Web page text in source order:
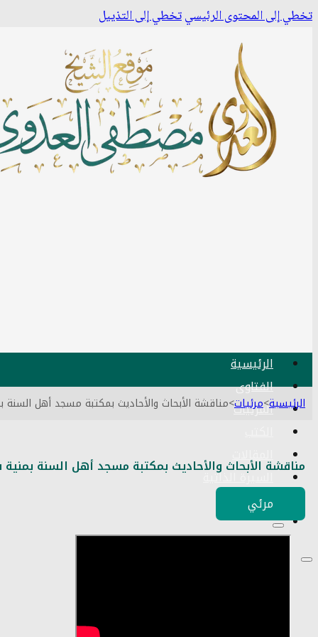
تخطي إلى المحتوى الرئيسيتخطي إلى التذييل
الرئيسية
الفتاوى
المرئيات
المقالات
السيرة الذاتية
اتصل بنا
الرئيسية>مرئيات>مناقشة الأبحاث والأحاديث بمكتبة مسجد أهل السنة بمنية
مناقشة الأبحاث والأحاديث بمكتبة مسجد أهل السنة بمنية سمنود 11
مرئي